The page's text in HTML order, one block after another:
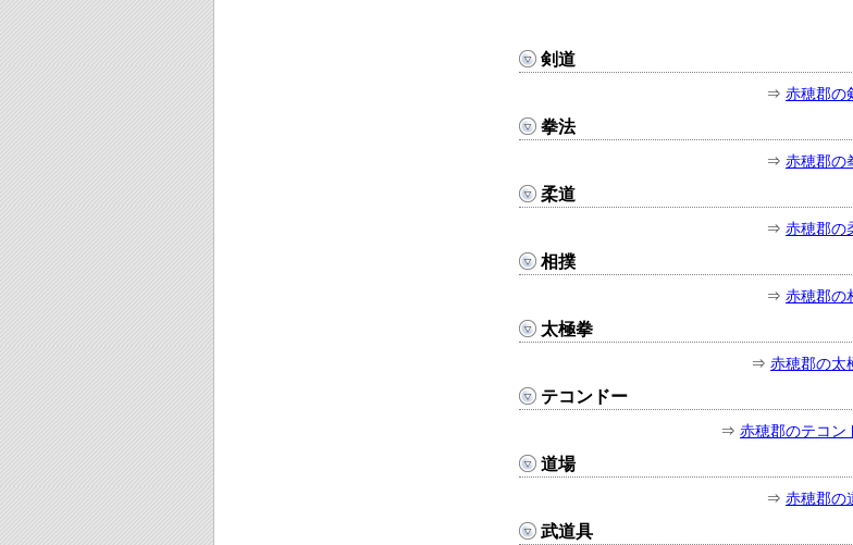
剣道
⇒ 赤穂郡の
拳法
⇒ 赤穂郡の
柔道
⇒ 赤穂郡の
相撲
⇒ 赤穂郡の
太極拳
⇒ 赤穂郡の太
テコンドー
⇒ 赤穂郡のテコン
道場
⇒ 赤穂郡の
武道具